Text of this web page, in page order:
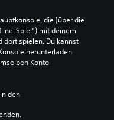
die (über die
Spiel“) mit deinem
dort spielen. Du kannst
herunterladen
Konto
den